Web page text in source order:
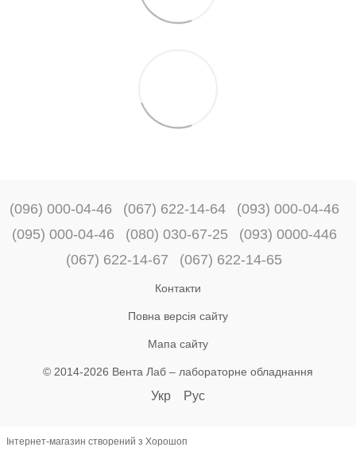
(096) 000-04-46 (067) 622-14-64
(093) 000-04-46
(095) 000-04-46
(080) 030-67-25
(093) 0000-446
(067) 622-14-67
(067) 622-14-65
Контакти
Повна версія сайту
Мапа сайту
© 2014-2026 Вента Лаб – лабораторне обладнання
Укр Рус
Інтернет-магазин створений з Хорошоп